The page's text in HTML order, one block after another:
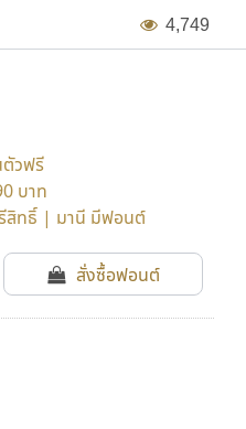
4,749
ตัวฟรี
บาท
สิทธิ์ | มานี มีฟอนต์
สั่งซื้อฟอนต์